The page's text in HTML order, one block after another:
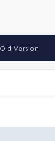
Old Version